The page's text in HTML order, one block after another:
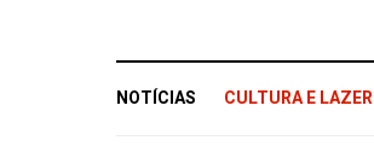
NOTÍCIAS CULTURA E LAZER